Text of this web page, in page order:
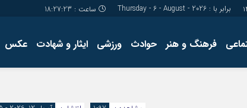
برابر با : Thursday - 6 - August - 2026 ساعت : 18:27:24
فرهنگ و هنر حوادث ورزشی ایثار و شهادت عکس